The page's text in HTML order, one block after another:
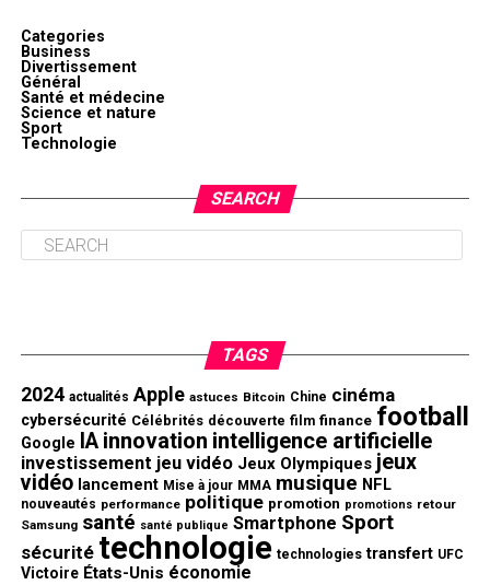
Categories
Business
Divertissement
Général
Santé et médecine
Science et nature
Sport
Technologie
SEARCH
TAGS
2024 actualités Apple astuces Bitcoin Chine cinéma
cybersécurité Célébrités découverte film finance football
Google IA innovation intelligence artificielle
investissement jeu vidéo Jeux Olympiques jeux
vidéo lancement Mise à jour MMA musique NFL
nouveautés performance politique promotion promotions retour
Samsung santé santé publique Smartphone Sport
sécurité technologie technologies transfert UFC
Victoire États-Unis économie